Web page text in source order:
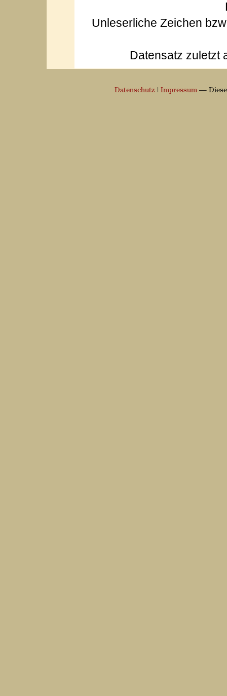
Unleserliche Zeichen
Datensatz zuletzt
Datenschutz Impressum— Diese